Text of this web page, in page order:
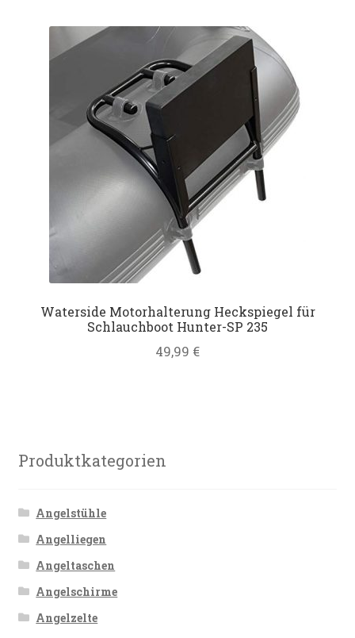
Kontakt
Waterside Motorhalterung Heckspiegel für
Schlauchboot Hunter-SP 235
49,99 €
Produktkategorien
Angelstühle
Angelliegen
Angeltaschen
Angelschirme
Angelzelte